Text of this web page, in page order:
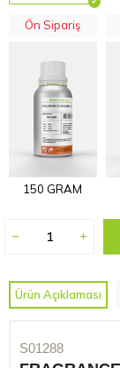
Ön Sipariş
150 GRAM
Ürün Açıklaması
S01288